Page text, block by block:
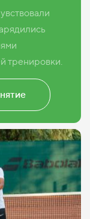
тренировки.